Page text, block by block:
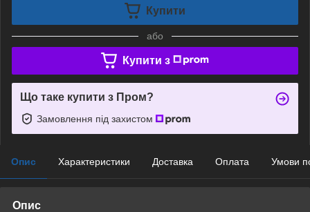
Купити
або
Купити з
Що таке купити з Пром?
Замовлення під захистом
Опис Характеристики Доставка Оплата Умови
Опис